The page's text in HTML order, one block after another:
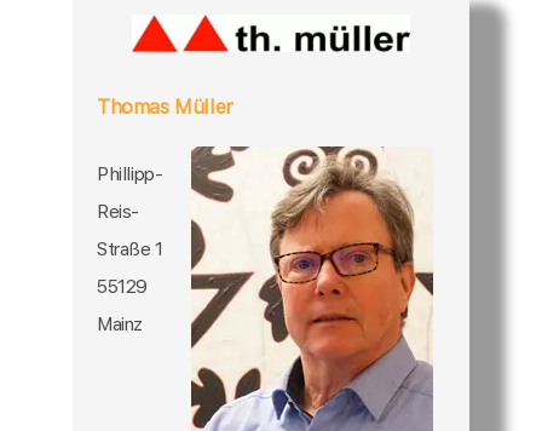
Thomas Müller
Phillipp-
Reis-
Straße 1
55129
Mainz